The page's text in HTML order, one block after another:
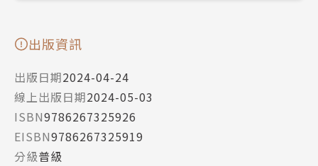
出版資訊
出版日期2024-04-24
線上出版日期2024-05-03
ISBN9786267325926
EISBN9786267325919
分級普級